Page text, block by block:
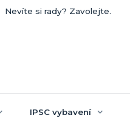
Nevíte si rady? Zavolejte.
IPSC vybavení